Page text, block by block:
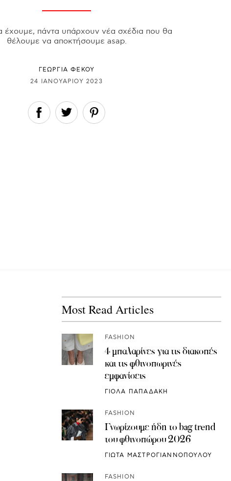
έχουμε, πάντα υπάρχουν νέα σχέδια που θα
θέλουμε να αποκτήσουμε asap.
ΓΕΩΡΓΙΑ ΦΕΚΟΥ
24 ΙΑΝΟΥΑΡΊΟΥ 2023
Most Read Articles
FASHION
4 μπαλαρίνες για τις διακοπές
και τις φθινοπωρινές
εμφανίσεις
ΓΙΟΛΑ ΠΑΠΑΔΑΚΗ
FASHION
Γνωρίζουμε ήδη το bag trend
του φθινοπώρου 2026
ΓΙΩΤΑ ΜΑΣΤΡΟΓΙΑΝΝΟΠΟΥΛΟΥ
FASHION